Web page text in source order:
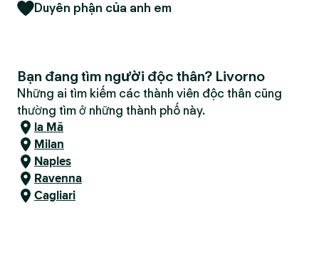
Duyên phận của anh em
Bạn đang tìm người độc thân? Livorno
Những ai tìm kiếm các thành viên độc thân cũng
thường tìm ở những thành phố này.
la Mã
Milan
Naples
Ravenna
Cagliari